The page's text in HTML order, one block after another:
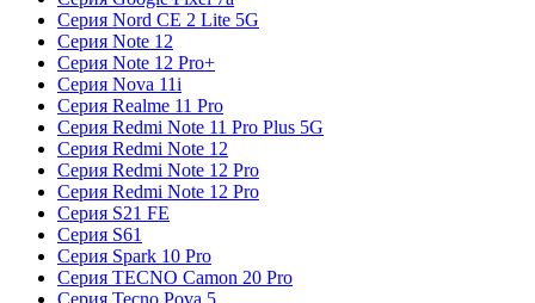
Серия Nord CE 2 Lite 5G
Серия Note 12
Серия Note 12 Pro+
Серия Nova 11i
Серия Realme 11 Pro
Серия Redmi Note 11 Pro Plus 5G
Серия Redmi Note 12
Серия Redmi Note 12 Pro
Серия Redmi Note 12 Pro
Серия S21 FE
Серия S61
Серия Spark 10 Pro
Серия TECNO Camon 20 Pro
Серия Tecno Pova 5